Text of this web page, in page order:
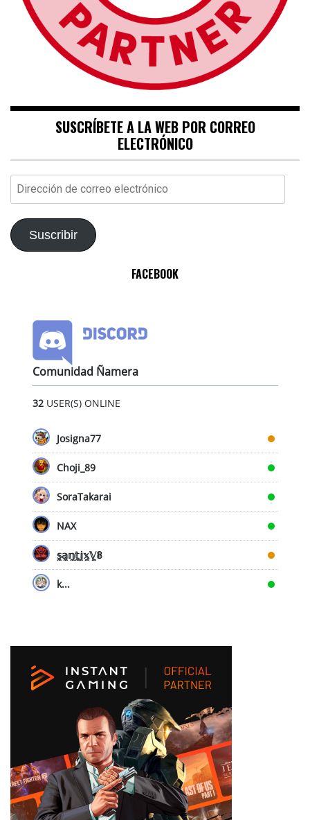
SUSCRÍBETE A LA WEB POR CORREO
ELECTRÓNICO
de
electrónico
Suscribir
FACEBOOK
Comunidad Ñamera
32USER(S) ONLINE
Josigna77
Choji_89
SoraTakarai
NAX
𝕤̼𝕒̼𝕟̼𝕥̼𝕚̼𝕩̼𝕍̼𝟠
k...